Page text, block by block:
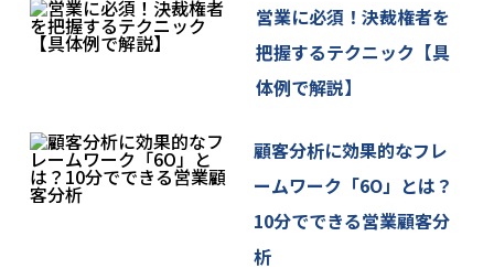
に連絡を頂くことで、対応致します。
＜個人情報お問合せ窓口＞
株式会社サプリ 個人情報お問合せ窓口
[at]を@マークに変換してお問い合わせください。
7. ご提供いただく情報の任意性
個人情報のご提供は任意ですが、同意を頂けない場
合には、第3項にあります利用目的が達成できない事
をご了承いただくこととなります。
営業に必須！決裁権者を
把握するテクニック【具
体例で解説】
顧客分析に効果的なフレ
ームワーク「6O」とは？
10分でできる営業顧客分
析